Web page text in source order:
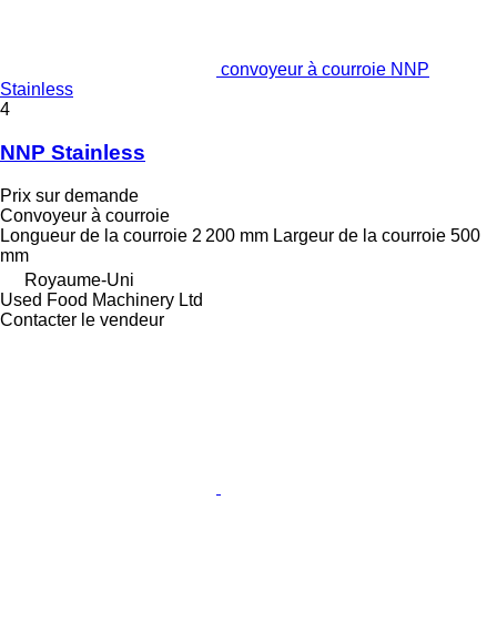
convoyeur à courroie NNP
Stainless
4
NNP Stainless
Prix sur demande
Convoyeur à courroie
Longueur de la courroie 2 200 mm Largeur de la courroie 500
mm
Royaume-Uni
Used Food Machinery Ltd
Contacter le vendeur